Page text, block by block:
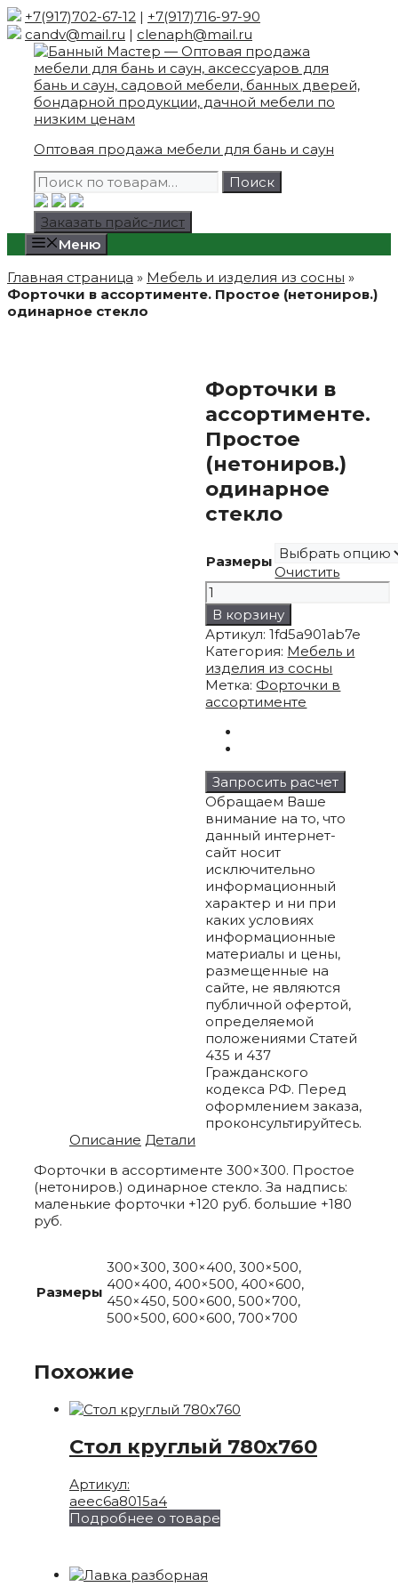
Skip
to
content
+7(917)702-67-12 | +7(917)716-97-90
candv@mail.ru | clenaph@mail.ru
Оптовая продажа мебели для бань и саун
Искать:
Поиск
Заказать прайс-лист
Меню
Главная страница » Мебель и изделия из сосны »
Форточки в ассортименте. Простое (нетониров.)
одинарное стекло
Форточки в
ассортименте.
Простое
(нетониров.)
одинарное
стекло
Размеры
Очистить
Количество
товара
Форточки
в
ассортименте.
Простое
(нетониров.)
одинарное
В корзину
Артикул:1fd5a901ab7e
Категория: Мебель и
изделия из сосны
Метка: Форточки в
ассортименте
Запросить расчет
Обращаем Ваше
внимание на то, что
данный интернет-
сайт носит
исключительно
информационный
характер и ни при
каких условиях
информационные
материалы и цены,
размещенные на
сайте, не являются
публичной офертой,
определяемой
положениями Статей
435 и 437
Гражданского
кодекса РФ. Перед
оформлением заказа,
проконсультируйтесь.
Описание Детали
Форточки в ассортименте 300×300. Простое
(нетониров.) одинарное стекло. За надпись:
маленькие форточки +120 руб. большие +180
руб.
Размеры
300×300, 300×400, 300×500,
400×400, 400×500, 400×600,
450×450, 500×600, 500×700,
500×500, 600×600, 700×700
Похожие
Стол круглый 780х760
Артикул:
aeec6a8015a4
Подробнее о товаре